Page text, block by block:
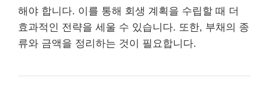
해야 합니다. 이를 통해 회생 계획을 수립할 때 더
효과적인 전략을 세울 수 있습니다. 또한, 부채의 종
류와 금액을 정리하는 것이 필요합니다.